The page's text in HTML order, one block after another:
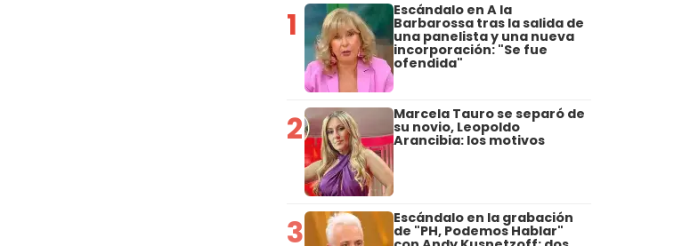
1 Escándalo en A la
Barbarossa tras la salida de
una panelista y una nueva
incorporación: "Se fue
ofendida"
2 Marcela Tauro se separó de
su novio, Leopoldo
Arancibia: los motivos
3 Escándalo en la grabación
de "PH, Podemos Hablar"